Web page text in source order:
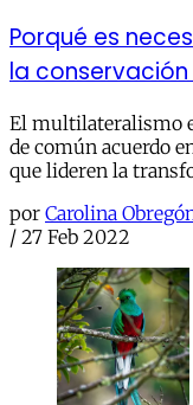
Porqué es
la
El multilateralismo
de común acuerdo
que lideren la
por Carolina
/ 27 Feb 2022